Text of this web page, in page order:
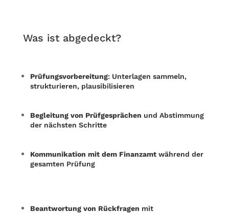
Was ist abgedeckt?
Prüfungsvorbereitung: Unterlagen sammeln,
strukturieren, plausibilisieren
Begleitung von Prüfgesprächen und Abstimmung
der nächsten Schritte
Kommunikation mit dem Finanzamtwährend der
gesamten Prüfung
Beantwortung von Rückfragen mit